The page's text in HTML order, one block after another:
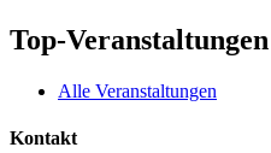
Top-Veranstaltungen
Alle Veranstaltungen
Kontakt